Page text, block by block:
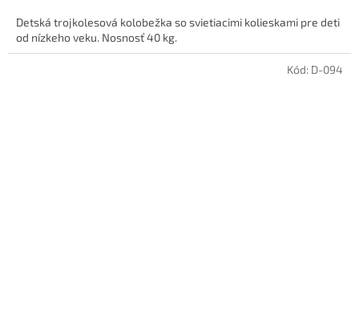
Detská trojkolesová kolobežka so svietiacimi kolieskami pre deti
od nízkeho veku. Nosnosť 40 kg.
Kód: D-094